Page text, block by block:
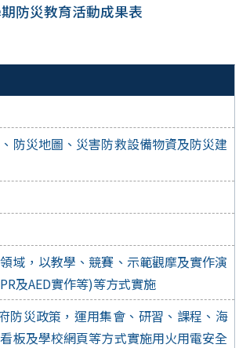
防災地圖、災害防救設備物資及防災建
域，以教學、競賽、示範觀摩及實作演
及AED實作等)等方式實施
防災政策，運用集會、研習、課程、海
板及學校網頁等方式實施用火用電安全
防災教育活動成果表